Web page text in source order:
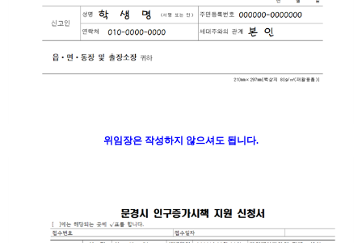
위임장은 작성하지 않으셔도 됩니다.